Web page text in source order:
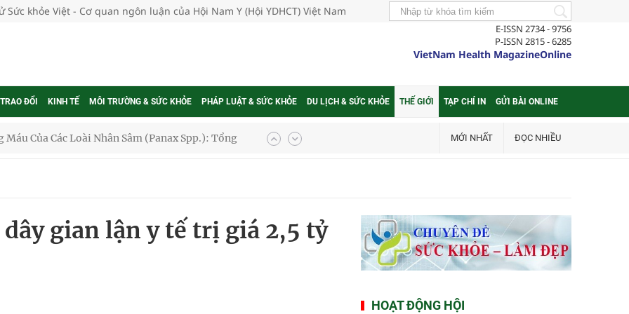
Sức khỏe Việt - Cơ quan ngôn luận của Hội Nam Y (Hội YDHCT) Việt Nam
E-ISSN 2734 - 9756
P-ISSN 2815 - 6285
VietNam Health MagazineOnline
ĐỔI KINH TẾ MÔI TRƯỜNG & SỨC KHỎE PHÁP LUẬT & SỨC KHỎE DU LỊCH & SỨC KHỎE THẾ GIỚI TẠP CHÍ IN GỬI BÀI ONLINE
Của Các Loài Nhân Sâm (Panax Spp.): Tổng
quốc
hai cấp trong quản lý hoạt động nha khoa,
lực cho môi trường và cộng đồng
MỚI NHẤT ĐỌC NHIỀU
gian lận y tế trị giá 2,5 tỷ
HOẠT ĐỘNG HỘI